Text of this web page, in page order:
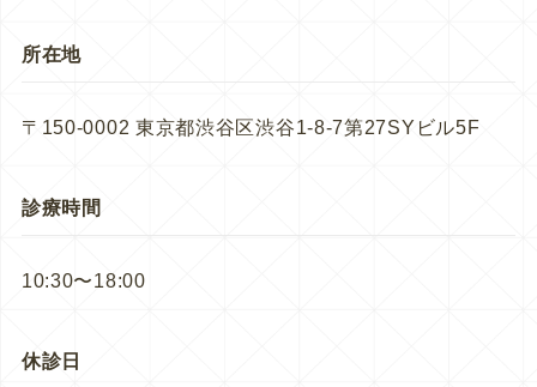
所在地
〒150-0002 東京都渋谷区渋谷1-8-7第27SYビル5F
診療時間
10:30〜18:00
休診日